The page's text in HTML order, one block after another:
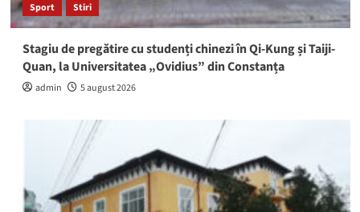
Sport Stiri
Stagiu de pregătire cu studenți chinezi în Qi-Kung și Taiji-
Quan, la Universitatea „Ovidius” din Constanța
admin 5 august 2026